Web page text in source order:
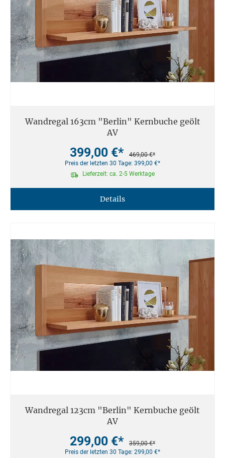
Wandregal 163cm "Berlin" Kernbuche geölt
AV
399,00 €*
469,00 €*
Preis der letzten 30 Tage: 399,00 €*
Lieferzeit: ca. 2-5 Werktage
Details
Wandregal 123cm "Berlin" Kernbuche geölt
AV
299,00 €*
359,00 €*
Preis der letzten 30 Tage: 299,00 €*